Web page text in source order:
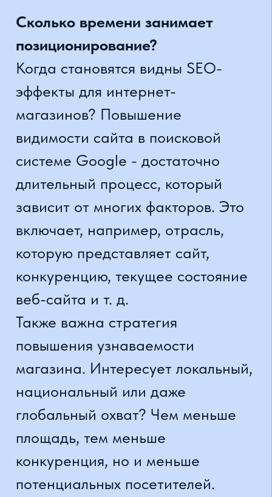
SEO-специалистам может
потребоваться больше времени
для позиционирования интернет-
магазина на национальной или
международной арене. В таких
ситуациях конкуренция велика, и
получение высокого рейтинга в
поисковой системе весьма
затруднительно. Также придется
столкнуться с крупнейшими и
известными брендами, что может
стать проблемой.
Впрочем, опытный SEO-
эффективно позиционировать
интернет-магазин в каждой
ситуации. С его помощью очень
магазин посещает все больше и
больше пользователей. Затем
задача будет заключаться в том,
чтобы побудить их
что приведет к увеличению
прибыли.